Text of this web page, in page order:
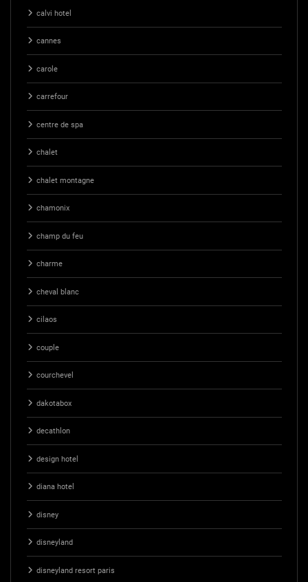
calvi hotel
cannes
carole
carrefour
centre de spa
chalet
chalet montagne
chamonix
champ du feu
charme
cheval blanc
cilaos
couple
courchevel
dakotabox
decathlon
design hotel
diana hotel
disney
disneyland
disneyland resort paris